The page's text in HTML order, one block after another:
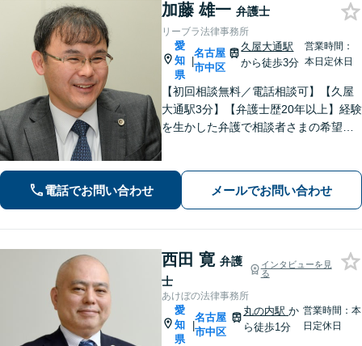
加藤 雄一 弁護士
リーブラ法律事務所
愛
知
県
|
名古屋
市中区
久屋大通駅
から徒歩3分
営業時間：
本日定休日
【初回相談無料／電話相談可】【久屋
大通駅3分】【弁護士歴20年以上】経験
を生かした弁護で相談者さまの希望に
雰囲気作り・丁寧なヒアリングを大切
にしています。【顧問契約の経験多
電話でお問い合わせ メールでお問い合わせ
西田 寛 弁護
士
インタビューを見
る
あけぼの法律事務所
愛
知
県
|
名古屋
市中区
丸の内駅か
ら徒歩1分
営業時間：本
日定休日